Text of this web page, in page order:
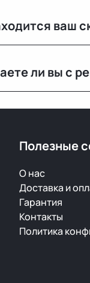
Все деталиваш
ли вы с
Полезные
О нас
Доставка и
Гарантия
Контакты
Политика